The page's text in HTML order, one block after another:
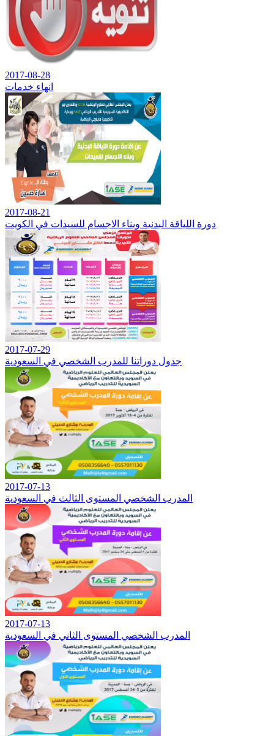
2017-08-28
انهاء خدمات
2017-08-21
دورة اللياقة البدنية وبناء الاجسام للسيدات في الكويت
2017-07-29
جدول دوراتنا للمدرب الشخصي في السعودية
2017-07-13
المدرب الشخصي المستوى الثالث في السعودية
2017-07-13
المدرب الشخصي المستوى الثاني في السعودية